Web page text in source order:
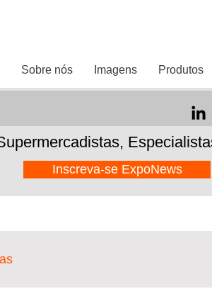
Sobre nós Imagens Produtos
Inscreva-se ExpoNews